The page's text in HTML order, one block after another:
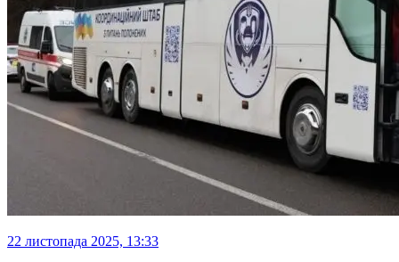
22 листопада 2025, 13:33